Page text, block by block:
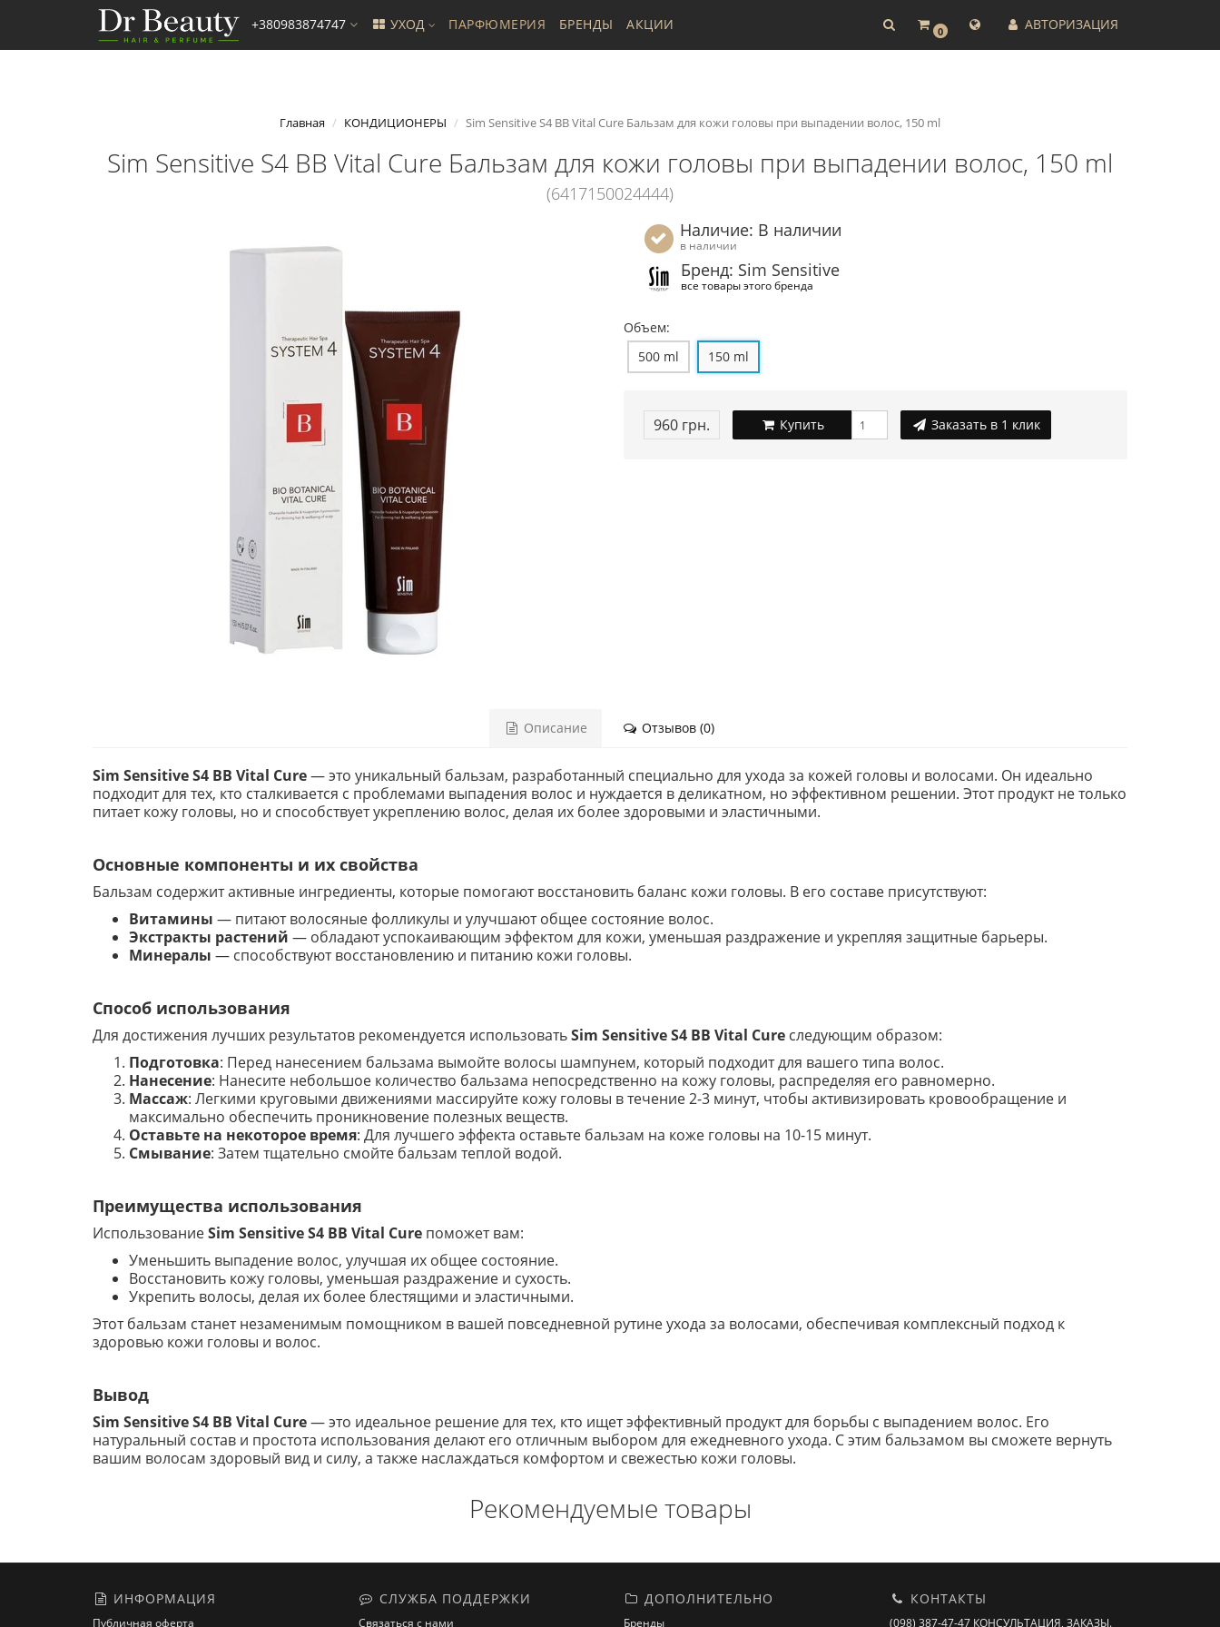
0 АВТОРИЗАЦИЯ
+380983874747 УХОД ПАРФЮМЕРИЯ БРЕНДЫ АКЦИИ
Главная КОНДИЦИОНЕРЫ Sim Sensitive S4 BB Vital Cure Бальзам для кожи головы при выпадении волос, 150 ml
Sim Sensitive S4 BB Vital Cure Бальзам для кожи головы при выпадении волос, 150 ml
(6417150024444)
Наличие: В наличии
в наличии
Бренд: Sim Sensitive
все товары этого бренда
Объем:
500 ml
150 ml
960 грн. Купить Заказать в 1 клик
Описание Отзывов (0)
Sim Sensitive S4 BB Vital Cure— это уникальный бальзам, разработанный специально для ухода за кожей головы и волосами. Он идеально
подходит для тех, кто сталкивается с проблемами выпадения волос и нуждается в деликатном, но эффективном решении. Этот продукт не только
питает кожу головы, но и способствует укреплению волос, делая их более здоровыми и эластичными.
Основные компоненты и их свойства
Бальзам содержит активные ингредиенты, которые помогают восстановить баланс кожи головы. В его составе присутствуют:
Витамины — питают волосяные фолликулы и улучшают общее состояние волос.
Экстракты растений — обладают успокаивающим эффектом для кожи, уменьшая раздражение и укрепляя защитные барьеры.
Минералы — способствуют восстановлению и питанию кожи головы.
Способ использования
Для достижения лучших результатов рекомендуется использоватьSim Sensitive S4 BB Vital Cure следующим образом:
Подготовка: Перед нанесением бальзама вымойте волосы шампунем, который подходит для вашего типа волос.
Нанесение: Нанесите небольшое количество бальзама непосредственно на кожу головы, распределяя его равномерно.
Массаж: Легкими круговыми движениями массируйте кожу головы в течение 2-3 минут, чтобы активизировать кровообращение и
максимально обеспечить проникновение полезных веществ.
Оставьте на некоторое время: Для лучшего эффекта оставьте бальзам на коже головы на 10-15 минут.
Смывание: Затем тщательно смойте бальзам теплой водой.
Преимущества использования
ИспользованиеSim Sensitive S4 BB Vital Cure поможет вам:
Уменьшить выпадение волос, улучшая их общее состояние.
Восстановить кожу головы, уменьшая раздражение и сухость.
Укрепить волосы, делая их более блестящими и эластичными.
Этот бальзам станет незаменимым помощником в вашей повседневной рутине ухода за волосами, обеспечивая комплексный подход к
здоровью кожи головы и волос.
Вывод
Sim Sensitive S4 BB Vital Cure— это идеальное решение для тех, кто ищет эффективный продукт для борьбы с выпадением волос. Его
натуральный состав и простота использования делают его отличным выбором для ежедневного ухода. С этим бальзамом вы сможете вернуть
вашим волосам здоровый вид и силу, а также наслаждаться комфортом и свежестью кожи головы.
Рекомендуемые товары
ИНФОРМАЦИЯ
Публичная оферта
СЛУЖБА ПОДДЕРЖКИ
Связаться с нами
ДОПОЛНИТЕЛЬНО
Бренды
КОНТАКТЫ
(098) 387-47-47 КОНСУЛЬТАЦИЯ, ЗАКАЗЫ.